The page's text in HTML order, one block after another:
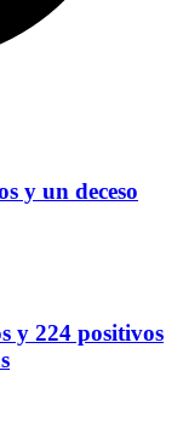
y un deceso
y 224 positivos